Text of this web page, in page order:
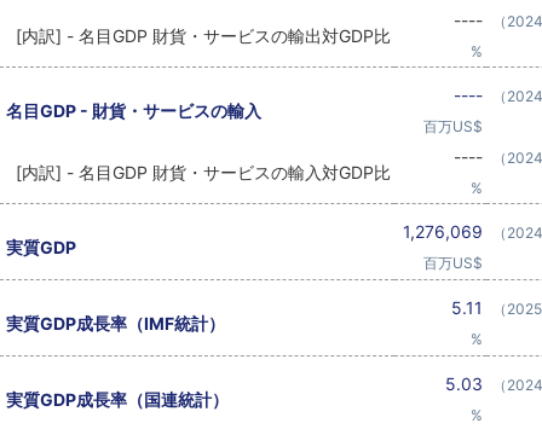
[内訳] - 名目GDP 財貨・サービスの輸出対GDP比
----
%
（
名目GDP - 財貨・サービスの輸入
----
百万US$
（
[内訳] - 名目GDP 財貨・サービスの輸入対GDP比
----
%
（
実質GDP
1,276,069
百万US$
（
実質GDP成長率（IMF統計）
5.11
%
（
実質GDP成長率（国連統計）
5.03
%
（